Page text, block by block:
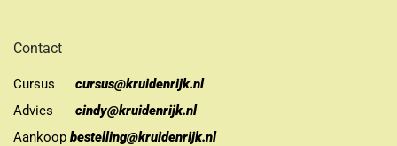
Contact
Cursus
cursus@kruidenrijk.nl
Advies
cindy@kruidenrijk.nl
Aankoop bestelling@kruidenrijk.nl